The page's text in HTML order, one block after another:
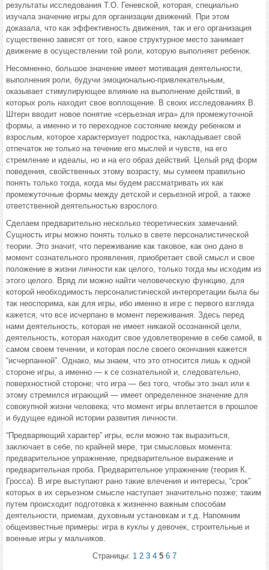
результаты исследования Т.О. Геневской, которая, специально
изучала значение игры для организации движений. При этом
доказала, что как эффективность движения, так и его организация
существенно зависят от того, какое структурное место занимает
движение в осуществлении той роли, которую выполняет ребенок.
Несомненно, большое значение имеет мотивация деятельности,
выполнения роли, будучи эмоционально-привлекательным,
оказывает стимулирующее влияние на выполнение действий, в
которых роль находит свое воплощение. В своих исследованиях В.
Штерн вводит новое понятие «серьезная игра» для промежуточной
формы, а именно и то переходное состояние между ребенком и
взрослым, которое характеризует подростка, накладывает свой
отпечаток не только на течение его мыслей и чувств, на его
стремление и идеалы, но и на его образ действий. Целый ряд форм
поведения, свойственных этому возрасту, мы сумеем правильно
понять только тогда, когда мы будем рассматривать их как
промежуточные формы между детской и серьезной игрой, а также
ответственной деятельностью взрослого.
Сделаем предварительно несколько теоретических замечаний.
Сущность игры можно понять только в свете персоналистической
теории. Это значит, что переживание как таковое, как оно дано в
момент сознательного проявления, приобретает свой смысл и свое
положение в жизни личности как целого, только тогда мы исходим из
этого целого. Вряд ли можно найти человеческую функцию, для
которой необходимость персоналистической интерпретации была бы
так неоспорима, как для игры, ибо именно в игре с первого взгляда
кажется, что все исчерпано в момент переживания. Здесь перед
нами деятельность, которая не имеет никакой осознанной цели,
деятельность, которая находит свое удовлетворение в себе самой, в
самом своем течении, и которая после своего окончания кажется
“исчерпанной”. Однако, мы знаем, что это относится лишь к одной
стороне игры, а именно — к се сознательной и, следовательно,
поверхностной стороне; что игра — без того, чтобы это знал или к
этому стремился играющий — имеет определенное значение для
совокупной жизни человека; что момент игры вплетается в прошлое
и будущее единой истории развития личности.
“Предваряющий характер” игры, если можно так выразиться,
заключает в себе, по крайней мере, три смысловых момента:
предварительное упражнение, предварительное выражение и
предварительная проба. Предварительное упражнение (теория К.
Гросса). В игре выступают рано такие влечения и интересы, “срок”
которых в их серьезном смысле наступает значительно позже; таким
путем происходит подготовка к жизненно важным способам
деятельности, приемам, духовным установкам и т.д. Напомним
общеизвестные примеры: игра в куклы у девочек, строительные и
военные игры у мальчиков.
Страницы: 1 2 3 4 5 6 7